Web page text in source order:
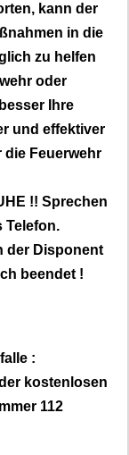
kann der
in die
zu helfen
oder
Ihre
und effektiver
die Feuerwehr
!! Sprechen
Telefon.
der Disponent
beendet !
:
kostenlosen
112